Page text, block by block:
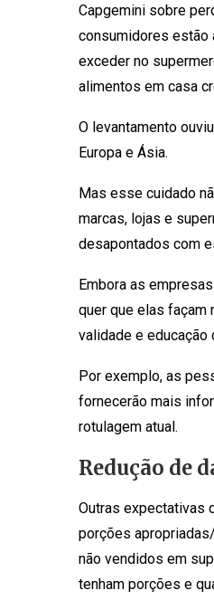
Capgemini sobre
consumidores estão
exceder no
alimentos em casa
O levantamento
Europa e Ásia.
Mas esse cuidado
marcas, lojas e
desapontados com
Embora as
quer que elas façam
validade e educação
Por exemplo, as
fornecerão mais
rotulagem atual.
Redução de
Outras expectativas
porções
não vendidos em
tenham porções e